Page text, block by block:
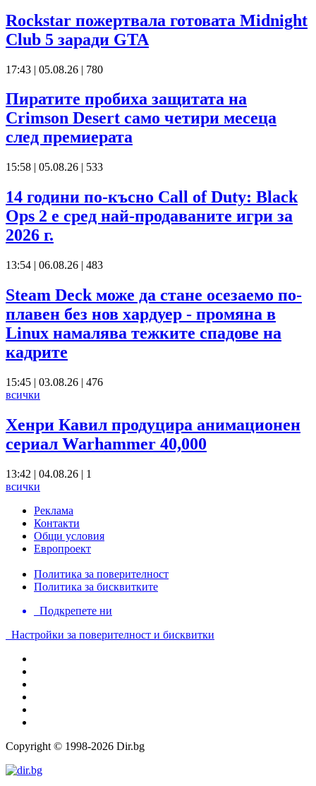
Rockstar пожертвала готовата Midnight
Club 5 заради GTA
17:43 | 05.08.26 | 780
Пиратите пробиха защитата на
Crimson Desert само четири месеца
след премиерата
15:58 | 05.08.26 | 533
14 години по-късно Call of Duty: Black
Ops 2 е сред най-продаваните игри за
2026 г.
13:54 | 06.08.26 | 483
Steam Deck може да стане осезаемо по-
плавен без нов хардуер - промяна в
Linux намалява тежките спадове на
кадрите
15:45 | 03.08.26 | 476
всички
Хенри Кавил продуцира анимационен
сериал Warhammer 40,000
13:42 | 04.08.26 | 1
всички
Реклама
Контакти
Общи условия
Европроект
Политика за поверителност
Политика за бисквитките
Подкрепете ни
Настройки за поверителност и бисквитки
Copyright © 1998-2026 Dir.bg